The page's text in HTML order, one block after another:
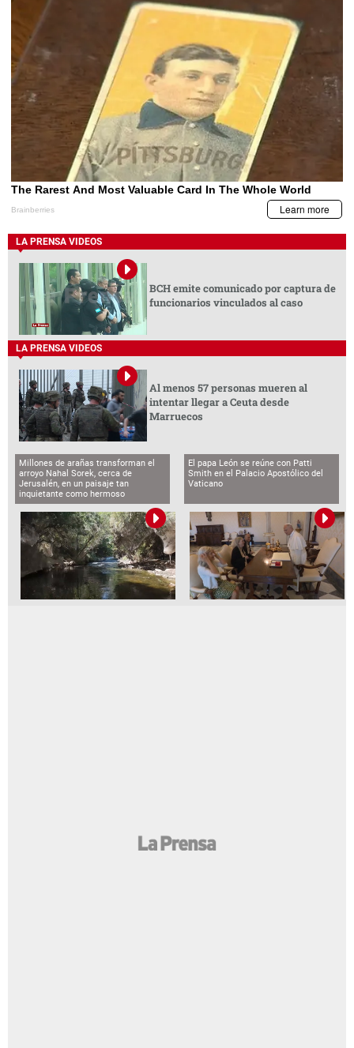
LA PRENSA VIDEOS
BCH emite comunicado por captura de
funcionarios vinculados al caso
LA PRENSA VIDEOS
Al menos 57 personas mueren al
intentar llegar a Ceuta desde
Marruecos
Millones de arañas transforman el
arroyo Nahal Sorek, cerca de
Jerusalén, en un paisaje tan
inquietante como hermoso
El papa León se reúne con Patti
Smith en el Palacio Apostólico del
Vaticano